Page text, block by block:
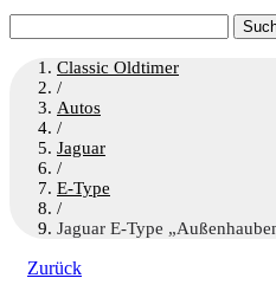
nach:
Classic Oldtimer
/
Autos
/
Jaguar
/
E-Type
/
Jaguar E-Type
Zurück